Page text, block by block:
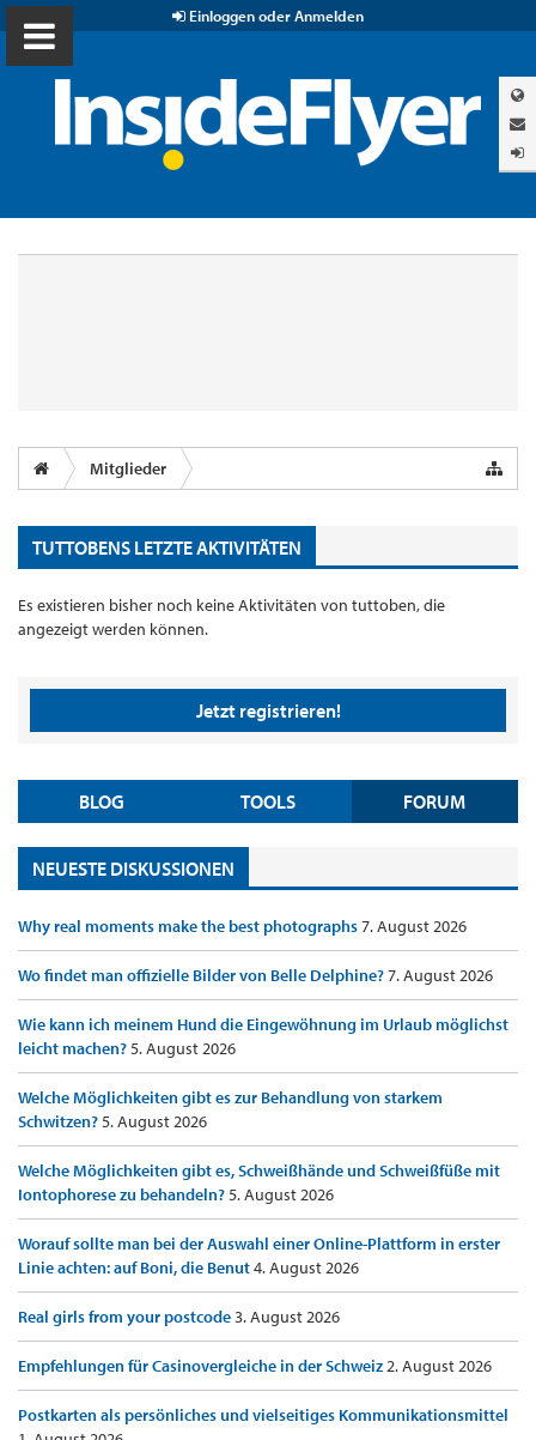
Einloggen oder Anmelden
Mitglieder
TUTTOBENS LETZTE AKTIVITÄTEN
Es existieren bisher noch keine Aktivitäten von tuttoben, die
angezeigt werden können.
Jetzt registrieren!
BLOG TOOLS FORUM
NEUESTE DISKUSSIONEN
Why real moments make the best photographs7. August 2026
Wo findet man offizielle Bilder von Belle Delphine?7. August 2026
Wie kann ich meinem Hund die Eingewöhnung im Urlaub möglichst
leicht machen?5. August 2026
Welche Möglichkeiten gibt es zur Behandlung von starkem
Schwitzen?5. August 2026
Welche Möglichkeiten gibt es, Schweißhände und Schweißfüße mit
Iontophorese zu behandeln?5. August 2026
Worauf sollte man bei der Auswahl einer Online-Plattform in erster
Linie achten: auf Boni, die Benut4. August 2026
Real girls from your postcode3. August 2026
Empfehlungen für Casinovergleiche in der Schweiz2. August 2026
Postkarten als persönliches und vielseitiges Kommunikationsmittel